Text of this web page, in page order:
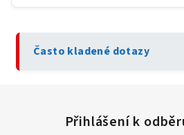
Často kladené dotazy